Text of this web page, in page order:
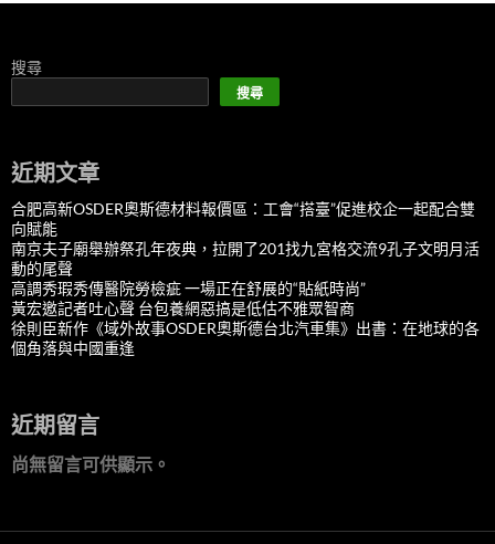
搜尋
搜尋
近期文章
合肥高新OSDER奧斯德材料報價區：工會“搭臺”促進校企一起配合雙
向賦能
南京夫子廟舉辦祭孔年夜典，拉開了201找九宮格交流9孔子文明月活
動的尾聲
高調秀瑕秀傳醫院勞檢疵 一場正在舒展的“貼紙時尚”
黃宏邀記者吐心聲 台包養網惡搞是低估不雅眾智商
徐則臣新作《域外故事OSDER奧斯德台北汽車集》出書：在地球的各
個角落與中國重逢
近期留言
尚無留言可供顯示。